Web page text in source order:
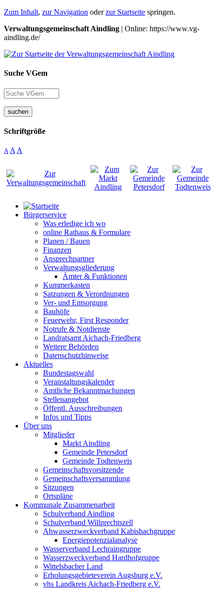
Zum Inhalt, zur Navigation oderzur Startseite springen.
Verwaltungsgemeinschaft Aindling | Online: https://www.vg-
aindling.de/
Suche VGem
suchen
Schriftgröße
A A A
Bürgerservice
Was erledige ich wo
online Rathaus & Formulare
Planen / Bauen
Finanzen
Ansprechpartner
Verwaltungsgliederung
Ämter & Funktionen
Kummerkasten
Satzungen & Verordnungen
Ver- und Entsorgung
Bauhöfe
Feuerwehr, First Responder
Notrufe & Notdienste
Landratsamt Aichach-Friedberg
Weitere Behörden
Datenschutzhinweise
Aktuelles
Bundestagswahl
Veranstaltungskalender
Amtliche Bekanntmachungen
Stellenangebot
Öffentl. Ausschreibungen
Infos und Tipps
Über uns
Mitglieder
Markt Aindling
Gemeinde Petersdorf
Gemeinde Todtenweis
Gemeinschaftsvorsitzende
Gemeinschaftsversammlung
Sitzungen
Ortspläne
Kommunale Zusammenarbeit
Schulverband Aindling
Schulverband Willprechtszell
Abwasserzweckverband Kabisbachgruppe
Energiepotenzialanalyse
Wasserverband Lechraingruppe
Wasserzweckverband Hardhofgruppe
Wittelsbacher Land
Erholungsgebieteverein Augsburg e.V.
vhs Landkreis Aichach-Friedberg e.V.